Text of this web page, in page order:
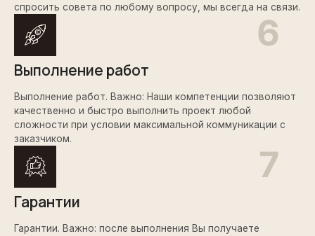
спросить совета по любому вопросу, мы всегда на связи.
Выполнение работ
Выполнение работ. Важно: Наши компетенции позволяют
качественно и быстро выполнить проект любой
сложности при условии максимальной коммуникации с
заказчиком.
Гарантии
Гарантии. Важно: после выполнения Вы получаете